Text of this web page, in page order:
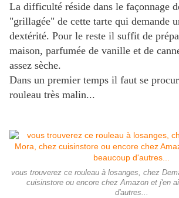
La difficulté réside dans le façonnage
"grillagée" de cette tarte qui demande
dextérité. Pour le reste il suffit de
maison, parfumée de vanille et de
assez sèche.
Dans un premier temps il faut se
rouleau très malin...
vous trouverez ce rouleau à losanges, chez
cuisinstore ou encore chez Amazon et j'en
d'autres...